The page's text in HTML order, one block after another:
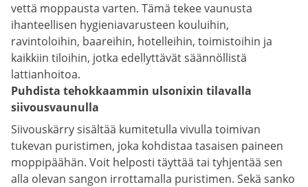
vettä moppausta varten. Tämä tekee vaunusta
ihanteellisen hygieniavarusteen kouluihin,
ravintoloihin, baareihin, hotelleihin, toimistoihin ja
kaikkiin tiloihin, jotka edellyttävät säännöllistä
lattianhoitoa.
Puhdista tehokkaammin ulsonixin tilavalla
siivousvaunulla
Siivouskärry sisältää kumitetulla vivulla toimivan
tukevan puristimen, joka kohdistaa tasaisen paineen
moppipäähän. Voit helposti täyttää tai tyhjentää sen
alla olevan sangon irrottamalla puristimen. Sekä sanko